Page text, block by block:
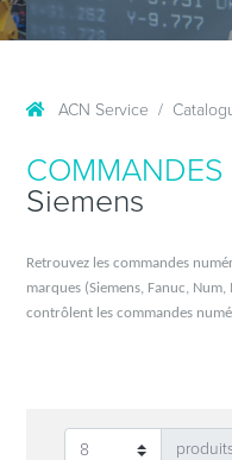
ACN Service
COMMANDES
Siemens
Retrouvez les commandes
marques (Siemens, Fanuc, Num,
contrôlent les commandes